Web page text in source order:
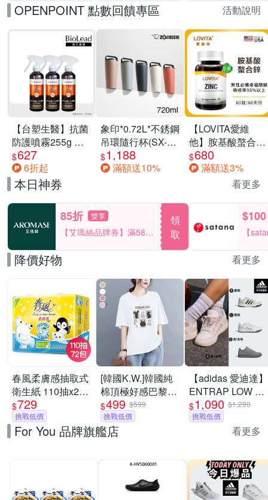
OPENPOINT 點數回饋專區 活動說明
【台塑生醫】抗菌
防護噴霧255g 三
入組
$627
6折起
象印*0.72L*不銹鋼
吊環隨行杯(SX-
LA72H)
$1,188
滿額送10%
【LOVITA愛維
他】胺基酸螯合鋅
x2瓶30mg素食錠
(鋅錠)
$680
滿額送3%
本日神券 看更多
85折 雙享
【艾瑪絲品牌券】滿580
領
取
$100
【
降價好物 看更多
春風柔膚感抽取式
衛生紙 110抽x24
包x3串/箱
$729
挑戰低價
[韓國K.W.]韓國純
棉頂極好感巴黎設
計華麗上衣(壓褶/
中大尺碼/修身/輕
薄/小香風)
$499 $599
挑戰低價
【adidas 愛迪達】
ENTRAP LOW 運
動休閒鞋 籃球鞋
復古 男鞋/女鞋 (多
$1,090 $1,290
挑戰低價
For You 品牌旗艦店 看更多